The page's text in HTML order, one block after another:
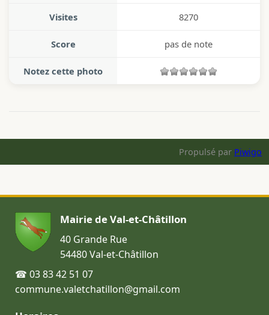
Visites 8270
Score pas de note
Notez cette photo
Propulsé par Piwigo
Mairie de Val-et-Châtillon
40 Grande Rue
54480 Val-et-Châtillon
☎ 03 83 42 51 07
commune.valetchatillon@gmail.com